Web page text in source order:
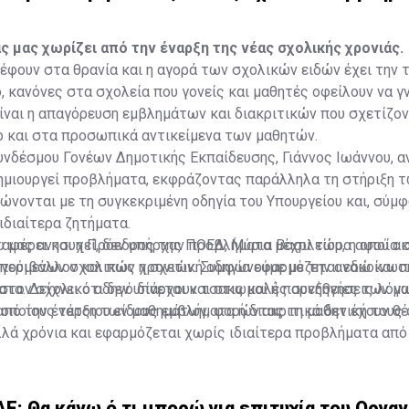
μας χωρίζει από την έναρξη της νέας σχολικής χρονιάς.
στα θρανία και η αγορά των σχολικών ειδών έχει την
στα σχολεία που γονείς και μαθητές οφείλουν να
η απαγόρευση εμβλημάτων και διακριτικών που
και στα προσωπικά αντικείμενα των μαθητών.
Γονέων Δημοτικής Εκπαίδευσης, Γιάννος Ιωάννου,
προβλήματα, εκφράζοντας παράλληλα τη στήριξη
μας ανησυχεί, δεν υπήρχαν προβλήματα μέχρι τώρα αφού
σχολικών χρονιών. Συμφωνούμε με την ανακοίνωση
Δείχνει ότι δεν υπάρχουν τσακωμοί ή παρεξηγήσεις
με τη συγκεκριμένη οδηγία του Υπουργείου και,
ζητήματα.
και η Πρόεδρος της ΠΟΕΔ, Μύρια Βασιλείου, η οποία
και πως η σχετική οδηγία εφαρμόζεται εδώ και
τέτοιου είδους εμβλήματα ή διακριτικά δεν έχουν
χρόνια και εφαρμόζεται χωρίς ιδιαίτερα προβλήματα από
στον σχολικό οδηγό δίνεται και στις καλές συνήθειες
την έναρξη των μαθημάτων, φορώντας τη μαθητική τους